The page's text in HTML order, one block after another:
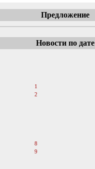
Предложение
Новости по дате
1
2
8
9